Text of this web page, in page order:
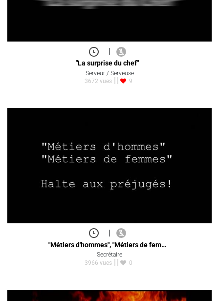
"La surprise du chef"
Serveur / Serveuse
3672 vues
9
|
"Métiers d'hommes", "Métiers de fem…
Secrétaire
3966 vues
0